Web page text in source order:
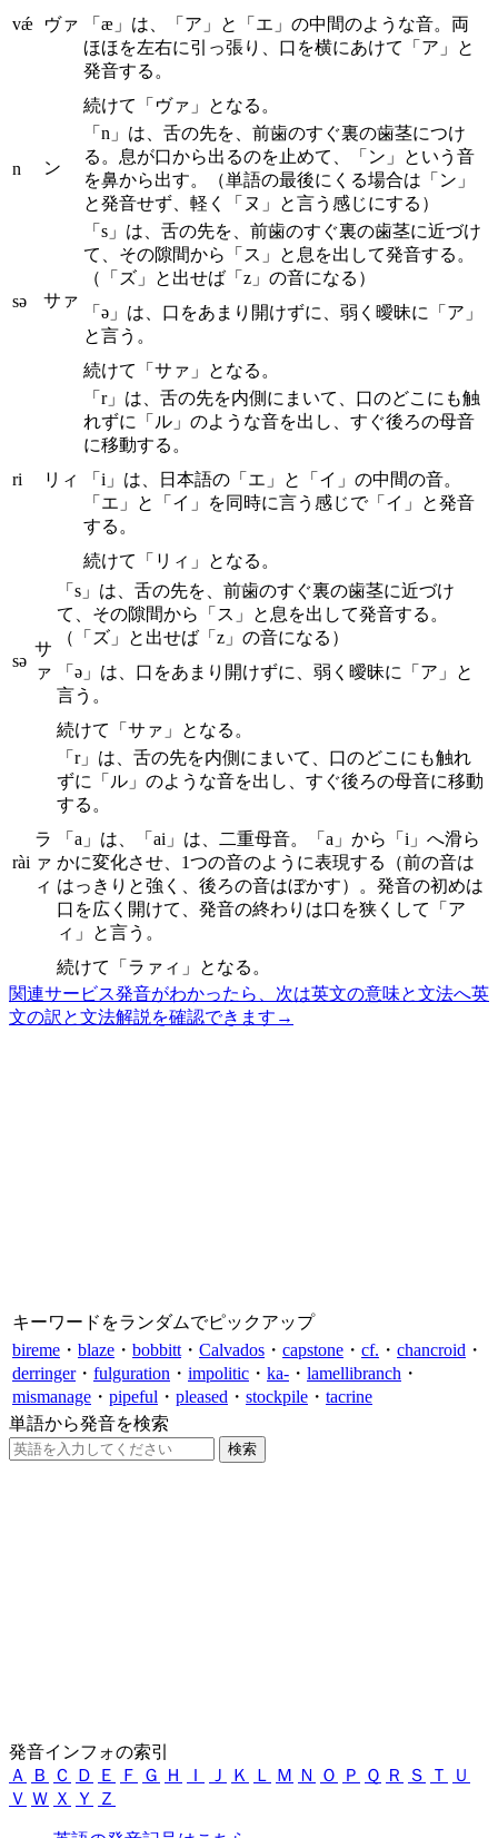
vǽ ヴァ
「æ」は、「ア」と「エ」の中間のような音。両
ほほを左右に引っ張り、口を横にあけて「ア」と
発音する。
続けて「ヴァ」となる。
n ン
「n」は、舌の先を、前歯のすぐ裏の歯茎につけ
る。息が口から出るのを止めて、「ン」という音
を鼻から出す。（単語の最後にくる場合は「ン」
と発音せず、軽く「ヌ」と言う感じにする）
sə サァ
「s」は、舌の先を、前歯のすぐ裏の歯茎に近づけ
て、その隙間から「ス」と息を出して発音する。
（「ズ」と出せば「z」の音になる）
「ə」は、口をあまり開けずに、弱く曖昧に「ア」
と言う。
続けて「サァ」となる。
ri リィ
「r」は、舌の先を内側にまいて、口のどこにも触
れずに「ル」のような音を出し、すぐ後ろの母音
に移動する。
「i」は、日本語の「エ」と「イ」の中間の音。
「エ」と「イ」を同時に言う感じで「イ」と発音
する。
続けて「リィ」となる。
sə
サ
ァ
「s」は、舌の先を、前歯のすぐ裏の歯茎に近づけ
て、その隙間から「ス」と息を出して発音する。
（「ズ」と出せば「z」の音になる）
「ə」は、口をあまり開けずに、弱く曖昧に「ア」と
言う。
続けて「サァ」となる。
rài
ラ
ァ
ィ
「r」は、舌の先を内側にまいて、口のどこにも触れ
ずに「ル」のような音を出し、すぐ後ろの母音に移動
する。
「a」は、「ai」は、二重母音。「a」から「i」へ滑ら
かに変化させ、1つの音のように表現する（前の音は
はっきりと強く、後ろの音はぼかす）。発音の初めは
口を広く開けて、発音の終わりは口を狭くして「ア
ィ」と言う。
続けて「ラァィ」となる。
関連サービス発音がわかったら、次は英文の意味と文法へ英
文の訳と文法解説を確認できます →
キーワードをランダムでピックアップ
bireme ・ blaze ・ bobbitt ・ Calvados ・ capstone ・ cf. ・ chancroid ・
derringer・ fulguration ・ impolitic ・ ka- ・ lamellibranch ・
mismanage ・ pipeful ・ pleased ・ stockpile ・ tacrine
単語から発音を検索
発音インフォの索引
Ａ
Ｂ Ｃ Ｄ Ｅ Ｆ Ｇ Ｈ Ｉ Ｊ Ｋ Ｌ Ｍ Ｎ Ｏ Ｐ Ｑ Ｒ Ｓ Ｔ
Ｕ
Ｖ Ｗ Ｘ Ｙ Ｚ